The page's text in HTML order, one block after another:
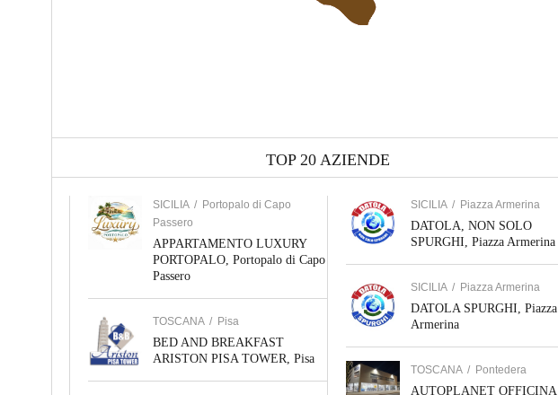
TOP 20 AZIENDE
SICILIA / Portopalo di Capo
Passero
APPARTAMENTO LUXURY
PORTOPALO, Portopalo di Capo
Passero
TOSCANA / Pisa
BED AND BREAKFAST
ARISTON PISA TOWER, Pisa
SICILIA / Piazza Armerina
DATOLA, NON SOLO
SPURGHI, Piazza Armerina
SICILIA / Piazza Armerina
DATOLA SPURGHI, Piazza
Armerina
TOSCANA / Pontedera
AUTOPLANET OFFICINA